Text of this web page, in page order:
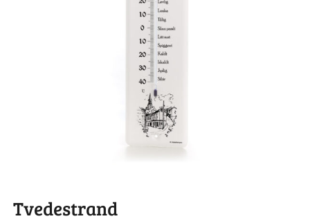
Tvedestrand